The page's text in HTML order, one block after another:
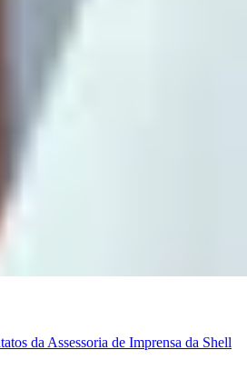
da Assessoria de Imprensa da Shell